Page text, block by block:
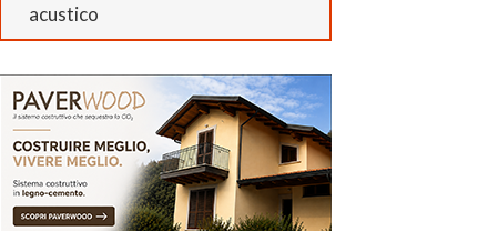
acustico